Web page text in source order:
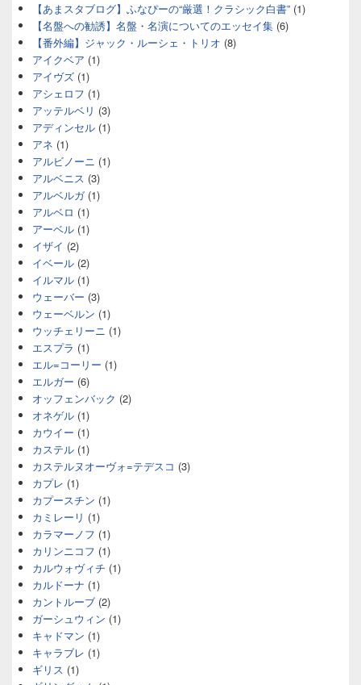
【あまスタブログ】ふなぴーの“厳選！クラシック白書” (1)
【名盤への勧誘】名盤・名演についてのエッセイ集 (6)
【番外編】ジャック・ルーシェ・トリオ (8)
アイクベア (1)
アイヴズ (1)
アシェロフ (1)
アッテルベリ (3)
アディンセル (1)
アネ (1)
アルビノーニ (1)
アルベニス (3)
アルベルガ(1)
アルベロ (1)
アーベル (1)
イザイ (2)
イベール (2)
イルマル (1)
ウェーバー (3)
ウェーベルン (1)
ウッチェリーニ (1)
エスプラ (1)
エル=コーリー (1)
エルガー (6)
オッフェンバック (2)
オネゲル (1)
カウイー (1)
カステル (1)
カステルヌオーヴォ=テデスコ (3)
カプレ (1)
カプースチン (1)
カミレーリ (1)
カラマーノフ (1)
カリンニコフ (1)
カルウォヴィチ (1)
カルドーナ (1)
カントルーブ (2)
ガーシュウィン (1)
キャドマン (1)
キャラブレ (1)
ギリス (1)